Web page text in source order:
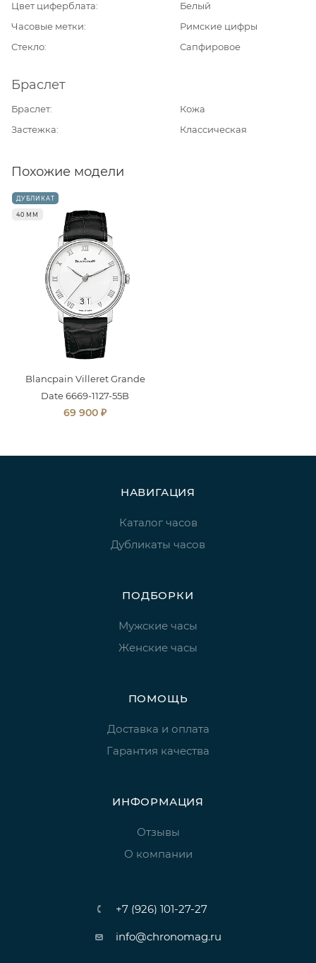
Цвет циферблата
Белый
Часовые метки
Римские цифры
Стекло
Сапфировое
Браслет
Браслет
Кожа
Застежка
Классическая
Похожие модели
ДУБЛИКАТ
40 ММ
Blancpain Villeret Grande
Date 6669-1127-55B
69 900 ₽
НАВИГАЦИЯ
Каталог часов
Дубликаты часов
ПОДБОРКИ
Мужские часы
Женские часы
ПОМОЩЬ
Доставка и оплата
Гарантия качества
ИНФОРМАЦИЯ
Отзывы
О компании
+7 (926) 101-27-27
info@chronomag.ru